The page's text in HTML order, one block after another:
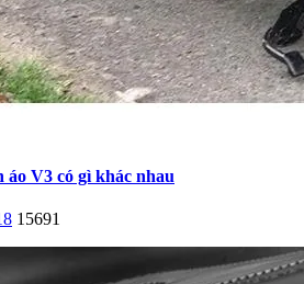
áo V3 có gì khác nhau
15691